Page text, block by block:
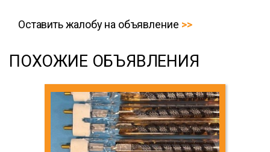
Оставить жалобу на объявление
ПОХОЖИЕ ОБЪЯВЛЕНИЯ